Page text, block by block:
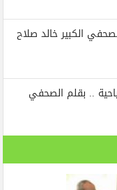
الكبير خالد صلاح
.. بقلم الصحفي